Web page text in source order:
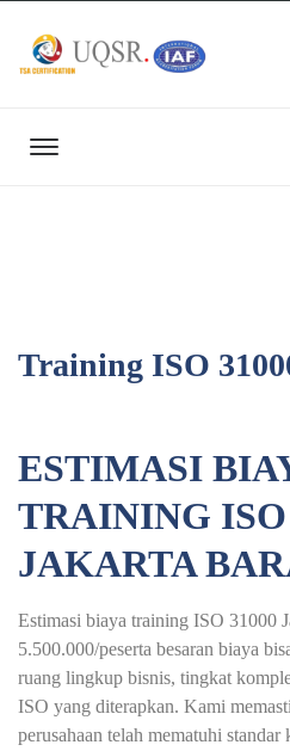
Training ISO
ESTIMASI
TRAINING ISO
JAKARTA
Estimasi biaya training ISO 31000
5.500.000/peserta besaran biaya
ruang lingkup bisnis, tingkat
ISO yang diterapkan. Kami
perusahaan telah mematuhi